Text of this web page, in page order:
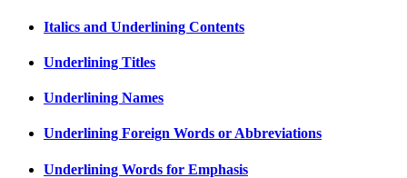
Italics and Underlining Contents
Underlining Titles
Underlining Names
Underlining Foreign Words or Abbreviations
Underlining Words for Emphasis